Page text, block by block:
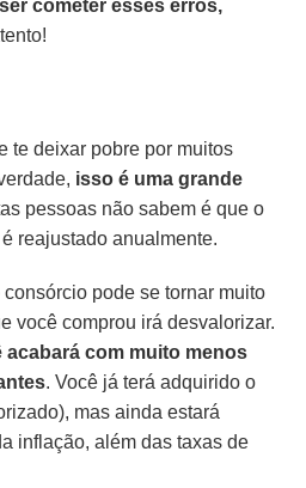
cometer esses erros,
te deixar pobre por muitos
isso é uma grande
pessoas não sabem é que o
reajustado anualmente.
pode se tornar muito
você comprou irá desvalorizar.
acabará com muito menos
. Você já terá adquirido o
mas ainda estará
inflação, além das taxas de